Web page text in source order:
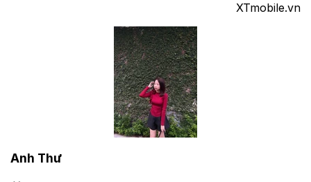
XTmobile.vn
Anh Thư